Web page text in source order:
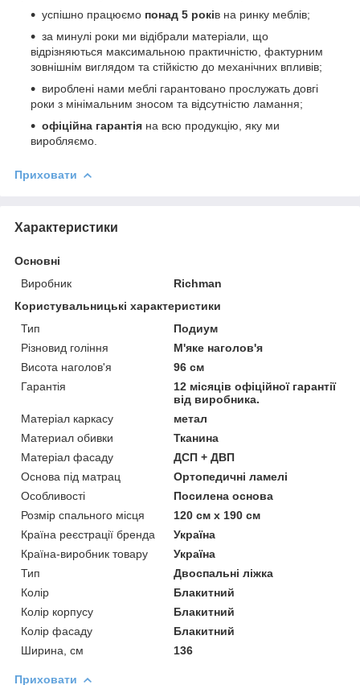
успішно працюємо понад 5 років на ринку меблів;
за минулі роки ми відібрали матеріали, що
відрізняються максимальною практичністю, фактурним
зовнішнім виглядом та стійкістю до механічних впливів;
вироблені нами меблі гарантовано прослужать довгі
роки з мінімальним зносом та відсутністю ламання;
офіційна гарантія на всю продукцію, яку ми
виробляємо.
Приховати
Характеристики
Основні
Виробник
Richman
Користувальницькі характеристики
Тип
Подиум
Різновид гоління
М'яке наголов'я
Висота наголов'я
96 см
Гарантія
12 місяців офіційної гарантії
від виробника.
Матеріал каркасу
метал
Материал обивки
Тканина
Матеріал фасаду
ДСП + ДВП
Основа під матрац
Ортопедичні ламелі
Особливості
Посилена основа
Розмір спального місця
120 см х 190 см
Країна реєстрації бренда
Україна
Країна-виробник товару
Україна
Тип
Двоспальні ліжка
Колір
Блакитний
Колір корпусу
Блакитний
Колір фасаду
Блакитний
Ширина, см
136
Приховати